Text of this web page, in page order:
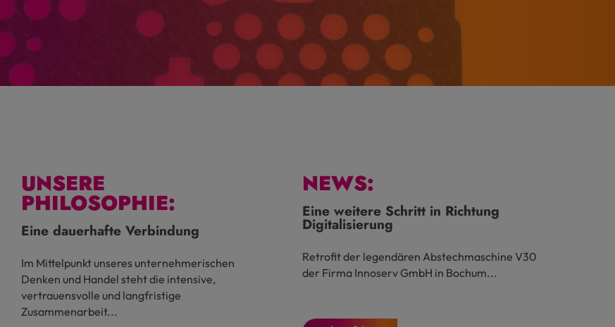
UNSERE
PHILOSOPHIE:
Eine dauerhafte Verbindung
Im Mittelpunkt unseres unternehmerischen
Denken und Handel steht die intensive,
vertrauensvolle und langfristige
Zusammenarbeit...
NEWS:
Eine weitere Schritt in Richtung
Digitalisierung
Retrofit der legendären Abstechmaschine V30
der Firma Innoserv GmbH in Bochum...
Google LLC
Cookie von Google für Website-Analysen. Erzeugt statistische Daten darüber, wie der
Besucher die Website nutzt.
_ga,_gid
2 Jahre